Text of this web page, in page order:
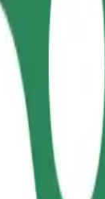
à Szpital
Główny et